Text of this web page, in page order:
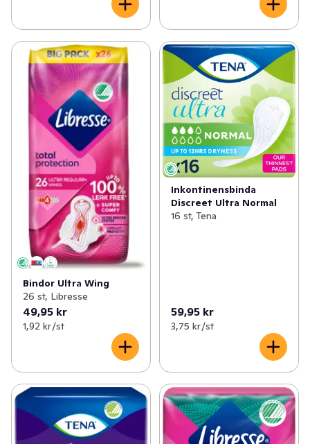
Bindor Ultra Wing
26 st, Libresse
49,95 kr
1,92 kr /st
Inkontinensbinda
Discreet Ultra Normal
16 st, Tena
59,95 kr
3,75 kr /st